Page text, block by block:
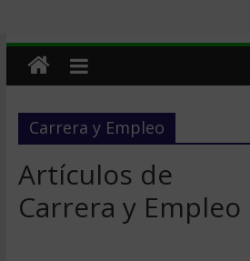
Carrera y Empleo
Artículos de
Carrera y Empleo